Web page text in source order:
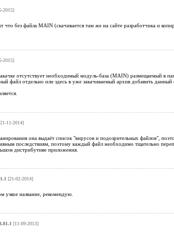
2015]
что без файла MAIN (скачивается там же на сайте разработчика и
2015]
отсутствует необходимый модуль-база (MAIN) размещаемый в
файл отдельно или здесь в уже закачиваемый архив добавить
11-2014]
она выдаёт список "вирусов и подозрительных файлов",
последствиям, поэтому каждый файл необходимо тщательно
дистрибутиве приложения.
[21-02-2014]
название, рекомендую.
[11-09-2013]